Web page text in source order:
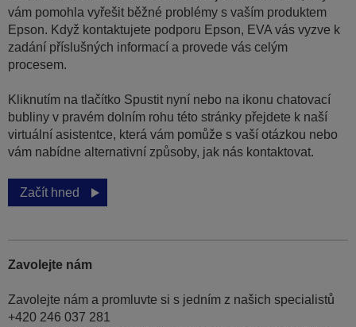
vám pomohla vyřešit běžné problémy s vaším produktem
Epson. Když kontaktujete podporu Epson, EVA vás vyzve k
zadání příslušných informací a provede vás celým
procesem.
Kliknutím na tlačítko Spustit nyní nebo na ikonu chatovací
bubliny v pravém dolním rohu této stránky přejdete k naší
virtuální asistentce, která vám pomůže s vaší otázkou nebo
vám nabídne alternativní způsoby, jak nás kontaktovat.
Začít hned
Zavolejte nám
Zavolejte nám a promluvte si s jedním z našich specialistů
+420 246 037 281